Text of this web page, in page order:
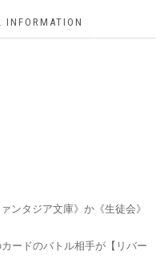
INFORMATION
ンタジア文庫》か《生徒会》
ードのバトル相手が【リバー